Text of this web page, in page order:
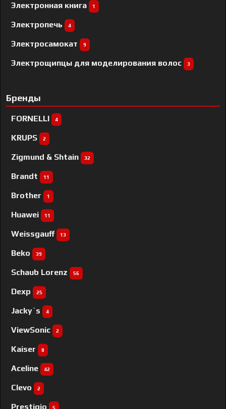
Электронная книга 1
Электропечь 4
Электросамокат 9
Электрощипцы для моделирования волос 3
Бренды
FORNELLI 4
KRUPS 2
Zigmund & Shtain 32
Brandt 11
Brother 1
Huawei 11
Weissgauff 13
Beko 39
Schaub Lorenz 56
Dexp 25
Jacky`s 4
ViewSonic 2
Kaiser 8
Aceline 42
Clevo 2
Prestigio